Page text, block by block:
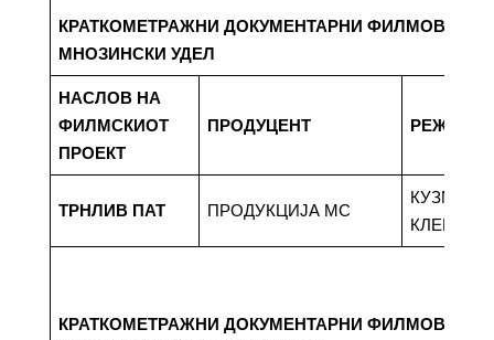
КРАТКОМЕТРАЖНИ ДОКУМЕНТАРНИ ФИЛМОВИ
МНОЗИНСКИ УДЕЛ
НАСЛОВ НА
ФИЛМСКИОТ
ПРОЕКТ
ПРОДУЦЕНТ РЕЖИСЕР
ТРНЛИВ ПАТ ПРОДУКЦИЈА МС
КУЗМАН
КРАТКОМЕТРАЖНИ ДОКУМЕНТАРНИ ФИЛМОВИ